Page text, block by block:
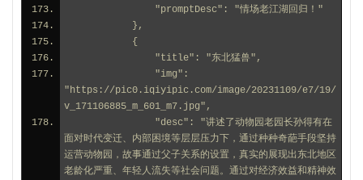
                "promptDesc": "情场老江湖回归！"
            },
            {
                "title": "东北猛兽",
"https://pic0.iqiyipic.com/image/20231109/e7/19/
v_171106885_m_601_m7.jpg",
面对时代变迁、内部困境等层层压力下，通过种种奇葩手段坚持
运营动物园，故事通过父子关系的设置，真实的展现出东北地区
老龄化严重、年轻人流失等社会问题。通过对经济效益和精神效